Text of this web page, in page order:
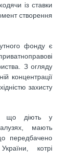
із ставки
створення
фонду є
З огляду
концентрації
захисту
що діють у
мають
передбачено
котрі